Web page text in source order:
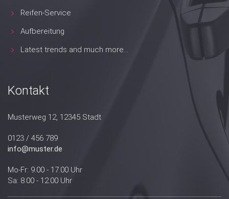
Reifen-Service
Aufbereitung
Latest trends and much more...
Kontakt
Musterweg 12, 12345 Stadt
0123 / 456 789
info@muster.de
Mo-Fr: 9.00 - 17.00 Uhr
Sa: 8.00 - 12.00 Uhr